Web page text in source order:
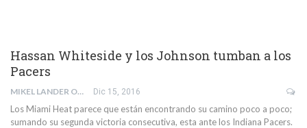
Hassan Whiteside y los Johnson tumban a los
Pacers
MIKEL LANDER OLLETA Dic 15, 2016
Los Miami Heat parece que están encontrando su camino poco a poco;
sumando su segunda victoria consecutiva, esta ante los Indiana Pacers.